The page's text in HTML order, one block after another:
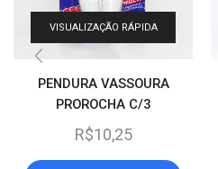
VISUALIZAÇÃO RÁPIDA
PENDURA VASSOURA
PROROCHA C/3
R$10,25